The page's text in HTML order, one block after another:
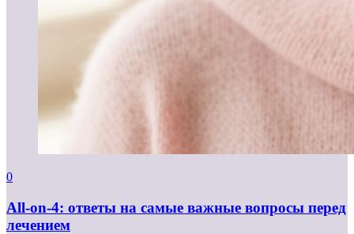
0
All-on-4: ответы на самые важные вопросы перед
лечением